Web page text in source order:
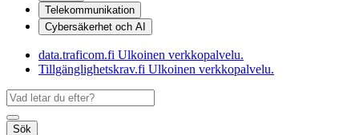
Telekommunikation
Cybersäkerhet och AI
data.traficom.fi Ulkoinen verkkopalvelu.
Tillgänglighetskrav.fi Ulkoinen verkkopalvelu.
Sök